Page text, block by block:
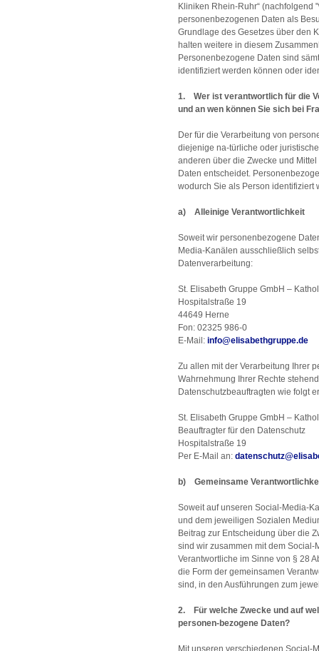
Kliniken Rhein-Ruhr“ (nachfolgend
personenbezogenen Daten als
Grundlage des Gesetzes über den
halten weitere in diesem
Personenbezogene Daten sind
identifiziert werden können oder
1. Wer ist verantwortlich für die
und an wen können Sie sich bei
Der für die Verarbeitung von
diejenige na-türliche oder
anderen über die Zwecke und
Daten entscheidet.
wodurch Sie als Person
a) Alleinige Verantwortlichkeit
Soweit wir personenbezogene
Media-Kanälen ausschließlich
Datenverarbeitung:
St. Elisabeth Gruppe GmbH –
Hospitalstraße 19
44649 Herne
Fon: 02325 986-0
E-Mail: info@elisabethgruppe.de
Zu allen mit der Verarbeitung Ihrer
Wahrnehmung Ihrer Rechte
Datenschutzbeauftragten wie folgt
St. Elisabeth Gruppe GmbH –
Beauftragter für den Datenschutz
Hospitalstraße 19
Per E-Mail an: datenschutz@
b) Gemeinsame
Soweit auf unseren Social-Media-
und dem jeweiligen Sozialen
Beitrag zur Entscheidung über die
sind wir zusammen mit dem
Verantwortliche im Sinne von § 28
die Form der gemeinsamen
sind, in den Ausführungen zum
2. Für welche Zwecke und auf
personen-bezogene Daten?
Mit unseren verschiedenen Social-